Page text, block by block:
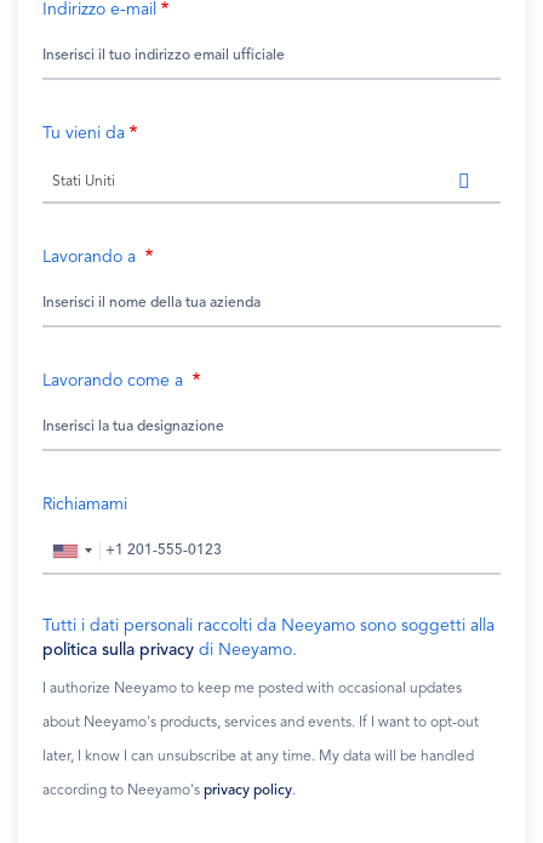
Indirizzo e-mail
Tu vieni da
Stati Uniti
Lavorando a
Lavorando come a
Richiamami
Tutti i dati personali raccolti da Neeyamo sono soggetti alla
politica sulla privacy di Neeyamo.
I authorize Neeyamo to keep me posted with occasional updates
about Neeyamo's products, services and events. If I want to opt-out
later, I know I can unsubscribe at any time. My data will be handled
according to Neeyamo's privacy policy.